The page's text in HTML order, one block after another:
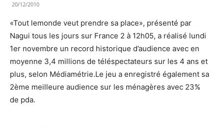
20/12/2010
«Tout lemonde veut prendre sa place», présenté par
Nagui tous les jours sur France 2 à 12h05, a réalisé lundi
1er novembre un record historique d’audience avec en
moyenne 3,4 millions de téléspectateurs sur les 4 ans et
plus, selon Médiamétrie.Le jeu a enregistré également sa
2ème meilleure audience sur les ménagères avec 23%
de pda.